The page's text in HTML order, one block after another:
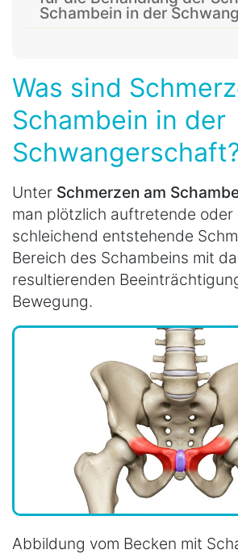
Schambein in der
Was sind
Schambein in der
Unter Schmerzen am
man plötzlich auftretende oder
schleichend entstehende
Bereich des Schambeins mit
resultierenden
Bewegung.
Abbildung vom Becken mit